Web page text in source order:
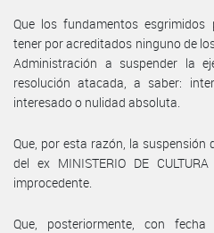
Que los fundamentos
tener por acreditados ninguno de
Administración a suspender la
resolución atacada, a saber:
interesado o nulidad absoluta.
Que, por esta razón, la suspensión
del ex MINISTERIO DE
improcedente.
Que, posteriormente, con